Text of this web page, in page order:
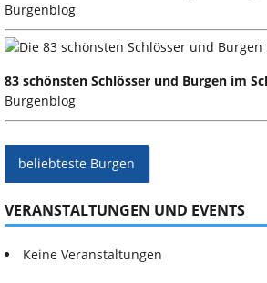
Burgenblog
83 schönsten Schlösser und Burgen im
Burgenblog
beliebteste Burgen
VERANSTALTUNGEN UND EVENTS
Keine Veranstaltungen